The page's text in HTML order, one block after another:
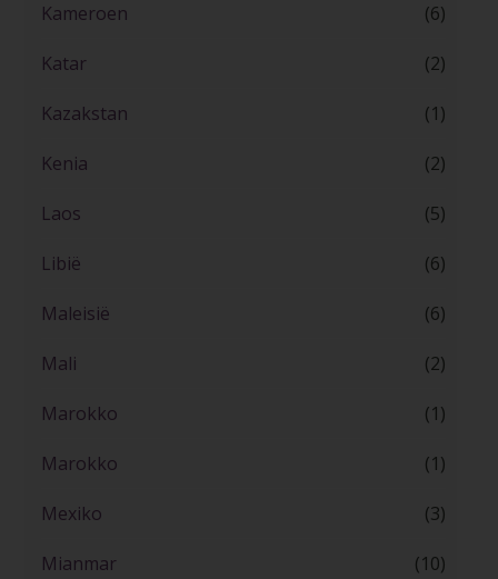
Kameroen (6)
Katar (2)
Kazakstan (1)
Kenia (2)
Laos (5)
Libië (6)
Maleisië (6)
Mali (2)
Marokko (1)
Marokko (1)
Mexiko (3)
Mianmar (10)